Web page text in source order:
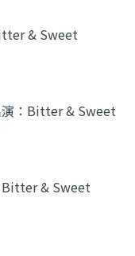
& Sweet
： Bitter & Sweet
Bitter & Sweet